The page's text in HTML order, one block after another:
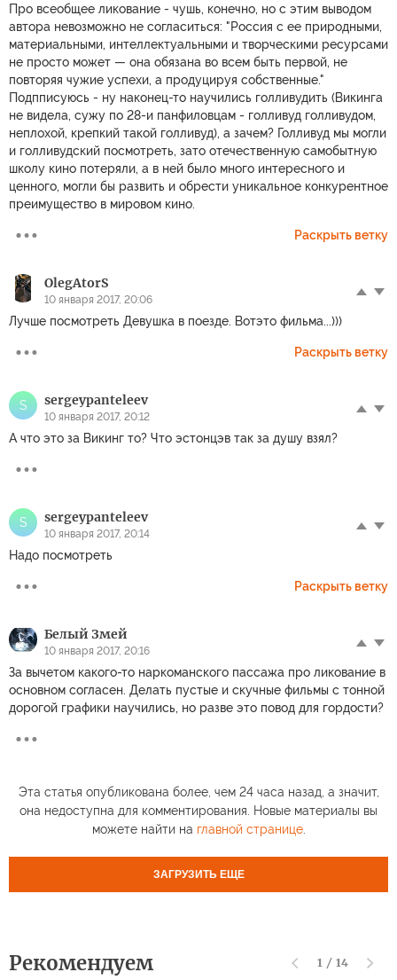
Про всеобщее ликование - чушь, конечно, но с этим выводом
автора невозможно не согласиться: "Россия с ее природными,
материальными, интеллектуальными и творческими ресурсами
не просто может — она обязана во всем быть первой, не
повторяя чужие успехи, а продуцируя собственные."
Подпписуюсь - ну наконец-то научились голливудить (Викинга
не видела, сужу по 28-и панфиловцам - голливуд голливудом,
неплохой, крепкий такой голливуд), а зачем? Голливуд мы могли
и голливудский посмотреть, зато отечественную самобытную
школу кино потеряли, а в ней было много интересного и
ценного, могли бы развить и обрести уникальное конкурентное
преимущество в мировом кино.
Раскрыть ветку
OlegAtorS
10 января 2017, 20:06
Лучше посмотреть Девушка в поезде. Вотэто фильма...)))
Раскрыть ветку
S sergeypanteleev
10 января 2017, 20:12
А что это за Викинг то? Что эстонцэв так за душу взял?
S sergeypanteleev
10 января 2017, 20:14
Надо посмотреть
Раскрыть ветку
Белый Змей
10 января 2017, 20:16
За вычетом какого-то наркоманского пассажа про ликование в
основном согласен. Делать пустые и скучные фильмы с тонной
дорогой графики научились, но разве это повод для гордости?
Эта статья опубликована более, чем 24 часа назад, а значит,
она недоступна для комментирования. Новые материалы вы
можете найти на главной странице.
ЗАГРУЗИТЬ ЕЩЕ
Рекомендуем 1 / 14